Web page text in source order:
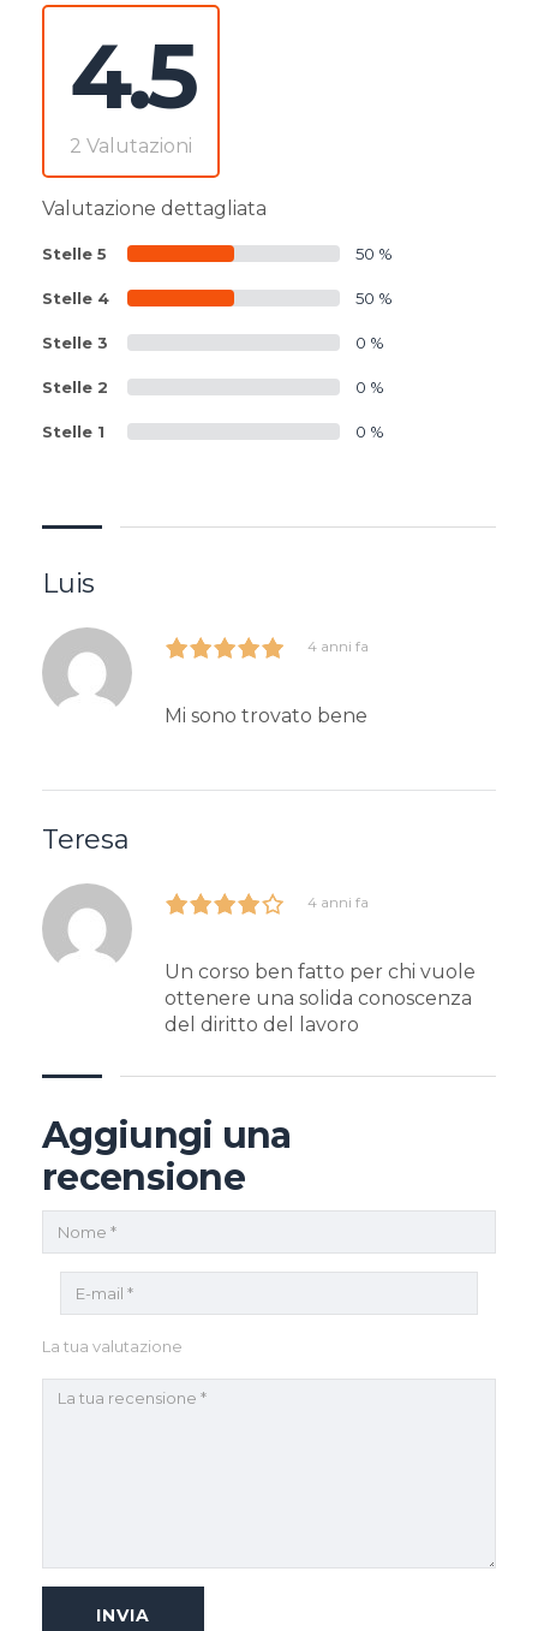
4.5
2 Valutazioni
Valutazione dettagliata
Stelle 5 50 %
Stelle 4 50 %
Stelle 3 0 %
Stelle 2 0 %
Stelle 1 0 %
Luis
4 anni fa
Mi sono trovato bene
Teresa
4 anni fa
Un corso ben fatto per chi vuole
ottenere una solida conoscenza
del diritto del lavoro
Aggiungi una
recensione
La tua valutazione